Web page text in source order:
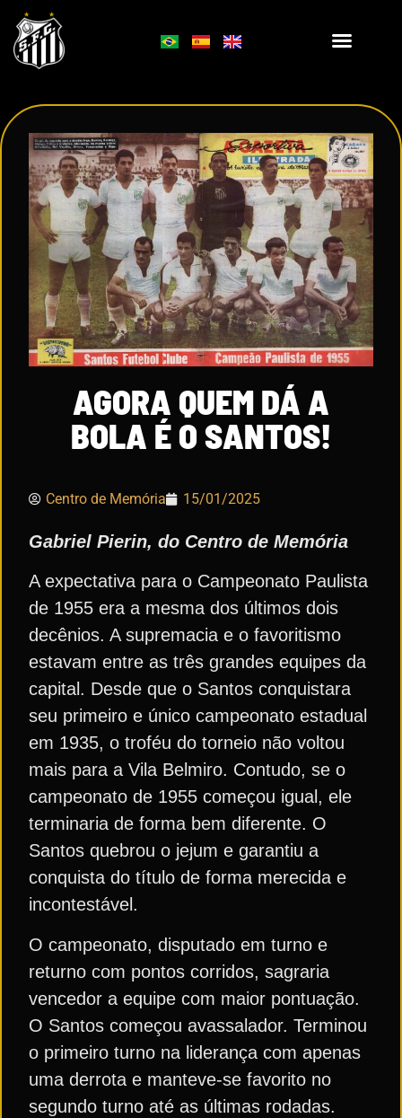
AGORA QUEM DÁ A
BOLA É O SANTOS!
Centro de Memória 15/01/2025
Gabriel Pierin, do Centro de Memória
A expectativa para o Campeonato Paulista
de 1955 era a mesma dos últimos dois
decênios. A supremacia e o favoritismo
estavam entre as três grandes equipes da
capital. Desde que o Santos conquistara
seu primeiro e único campeonato estadual
em 1935, o troféu do torneio não voltou
mais para a Vila Belmiro. Contudo, se o
campeonato de 1955 começou igual, ele
terminaria de forma bem diferente. O
Santos quebrou o jejum e garantiu a
conquista do título de forma merecida e
incontestável.
O campeonato, disputado em turno e
returno com pontos corridos, sagraria
vencedor a equipe com maior pontuação.
O Santos começou avassalador. Terminou
o primeiro turno na liderança com apenas
uma derrota e manteve-se favorito no
segundo turno até as últimas rodadas.